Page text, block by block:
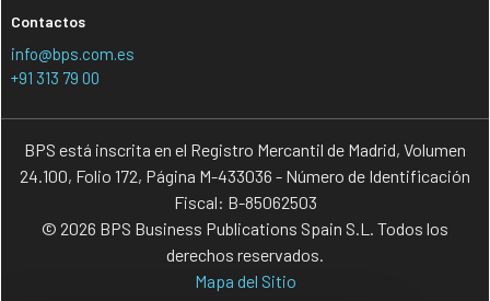
Contactos
info@bps.com.es
+91 313 79 00
BPS está inscrita en el Registro Mercantil de Madrid, Volumen
24.100, Folio 172, Página M-433036 - Número de Identificación
Fiscal: B-85062503
© 2026 BPS Business Publications Spain S.L. Todos los
derechos reservados.
Mapa del Sitio